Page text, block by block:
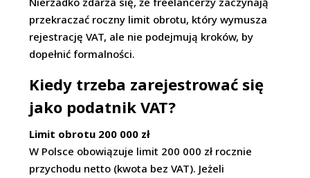
przekraczać roczny limit obrotu, który wymusza
rejestrację VAT, ale nie podejmują kroków, by
dopełnić formalności.
Kiedy trzeba zarejestrować się
jako podatnik VAT?
Limit obrotu 200 000 zł
W Polsce obowiązuje limit 200 000 zł rocznie
przychodu netto (kwota bez VAT). Jeżeli